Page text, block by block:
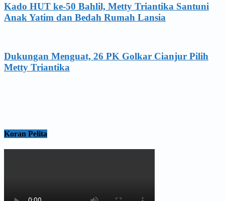
Kado HUT ke-50 Bahlil, Metty Triantika Santuni
Anak Yatim dan Bedah Rumah Lansia
Dukungan Menguat, 26 PK Golkar Cianjur Pilih
Metty Triantika
Koran Pelita